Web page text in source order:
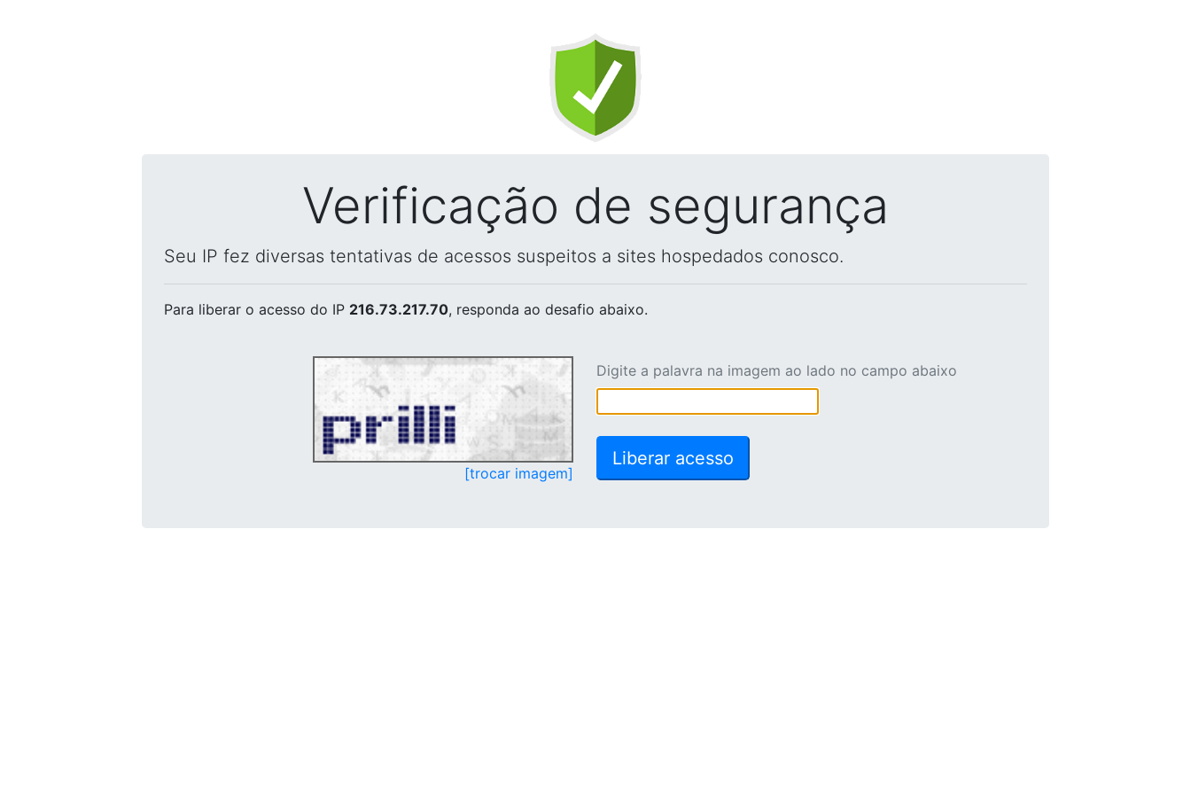
Verificação de segurança
Seu IP fez diversas tentativas de acessos suspeitos a sites hospedados conosco.
Para liberar o acesso do IP 216.73.217.70, responda ao desafio abaixo.
[trocar imagem]
Digite a palavra na imagem ao lado no campo abaixo